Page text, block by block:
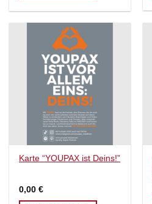
Karte “YOUPAX ist Deins!”
0,00€